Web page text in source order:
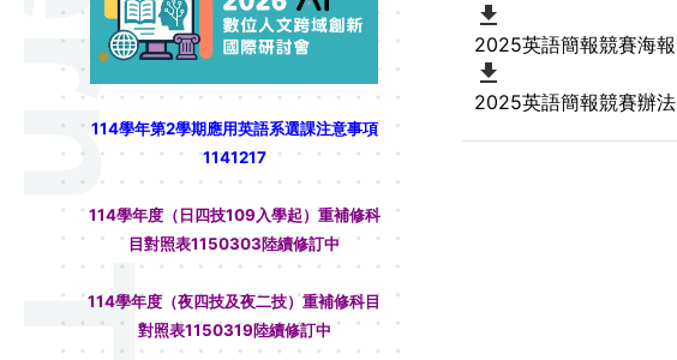
114學年第2學期應用英語系選課注意事項
1141217
114學年度（日四技109入學起）重補修科
目對照表1150303陸續修訂中
114學年度（夜四技及夜二技）重補修科目
對照表1150319陸續修訂中
2025英語簡報競賽海報
2025英語簡報競賽辦法